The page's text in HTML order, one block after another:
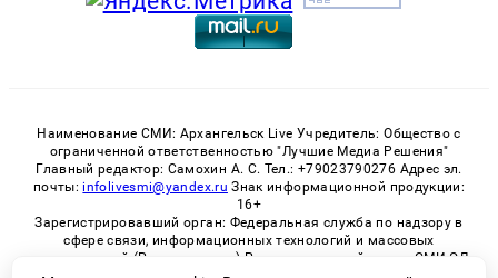
Наименование СМИ: Архангельск Live Учредитель: Общество с
ограниченной ответственностью "Лучшие Медиа Решения"
Главный редактор: Самохин А. С. Тел.: +79023790276 Адрес эл.
почты: infolivesmi@yandex.ru Знак информационной продукции:
16+
Зарегистрировавший орган: Федеральная служба по надзору в
сфере связи, информационных технологий и массовых
коммуникаций (Роскомнадзор) Регистрационный номер СМИ ЭЛ